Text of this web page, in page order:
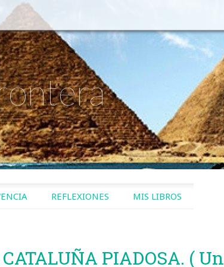
REFLEXIONES MIS LIBROS
PIADOSA. ( Un